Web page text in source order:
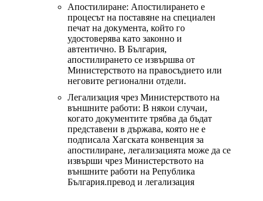
Апостилиране: Апостилирането е
процесът на поставяне на специален
печат на документа, който го
удостоверява като законно и
автентично. В България,
апостилирането се извършва от
Министерството на правосъдието или
неговите регионални отдели.
Легализация чрез Министерството на
външните работи: В някои случаи,
когато документите трябва да бъдат
представени в държава, която не е
подписала Хагската конвенция за
апостилиране, легализацията може да се
извърши чрез Министерството на
външните работи на Република
България.превод и легализация